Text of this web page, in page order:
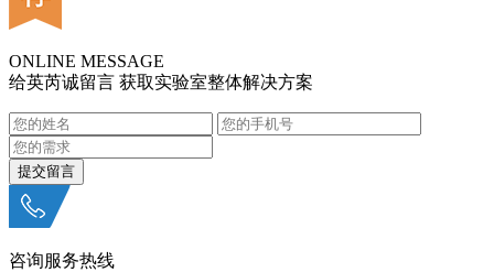
ONLINE MESSAGE
给英芮诚留言 获取实验室整体解决方案
咨询服务热线